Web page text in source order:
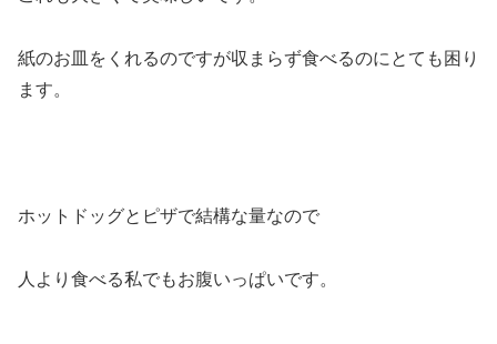
紙のお皿をくれるのですが収まらず食べるのにとても困り
ます。
ホットドッグとピザで結構な量なので
人より食べる私でもお腹いっぱいです。